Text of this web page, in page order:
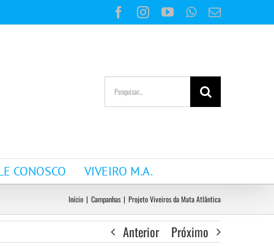
Facebook
Instagram
YouTubeWhatsApp
E-
mail
Buscar
resultados
para:
CONOSCO VIVEIRO M.A.
Início | Campanhas | Projeto Viveiros da Mata Atlântica
Anterior Próximo